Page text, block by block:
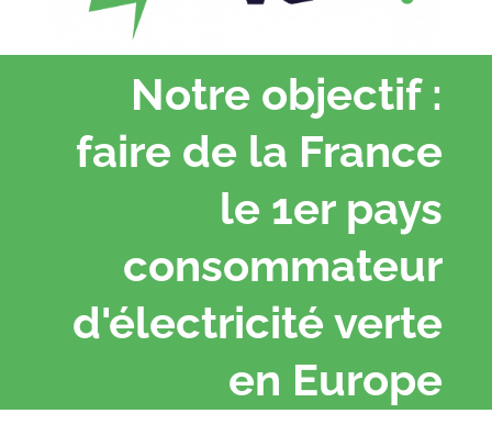
Notre objectif :
faire de la France
le 1er pays
consommateur
d'électricité verte
en Europe